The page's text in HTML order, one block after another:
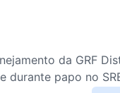
da GRF
durante papo no